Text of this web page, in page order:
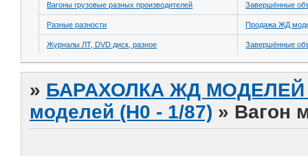
Вагоны грузовые разных производителей Завершённые
Разные разности Продажа ЖД
Журналы ЛТ, DVD диск, разное Завершённые
» БАРАХОЛКА ЖД МОДЕЛЕЙ
моделей (H0 - 1/87) » Вагон